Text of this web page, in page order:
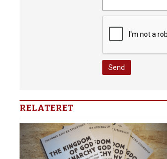
RELATERET